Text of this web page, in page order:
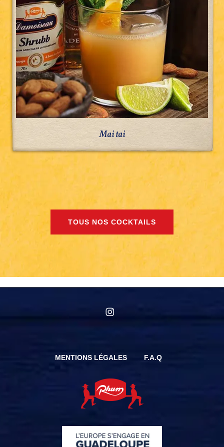
Mai tai
TOUS NOS COCKTAILS
MENTIONS LÉGALES F.A.Q